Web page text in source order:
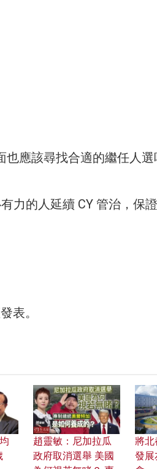
也應該尋找合適的繼任人選
力的人延續 CY 管治，保
表。
趙靈敏：尼加拉瓜
政府取消選舉 美國
將
發展